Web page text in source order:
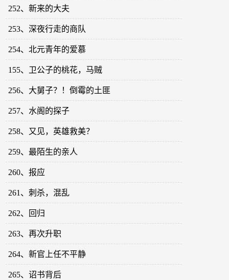
252、新来的大夫
253、深夜行走的商队
254、北元青年的爱慕
155、卫公子的桃花，马贼
256、大舅子？！倒霉的土匪
257、水阁的探子
258、又见，英雄救美？
259、最陌生的亲人
260、报应
261、刺杀，混乱
262、回归
263、再次升职
264、新官上任不平静
265、诏书背后